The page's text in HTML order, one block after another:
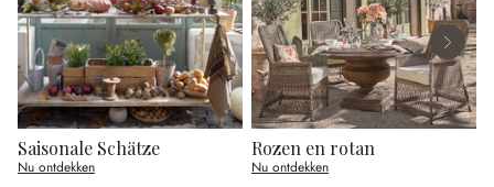
Saisonale Schätze
Nu ontdekken
Rozen en rotan
Nu ontdekken